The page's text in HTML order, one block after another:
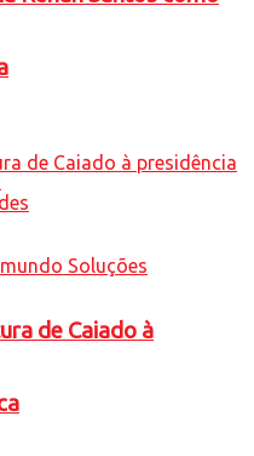
de Caiado à
Soluções